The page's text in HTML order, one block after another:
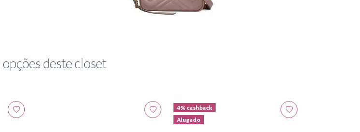
deste closet
4% cashback
Alugado